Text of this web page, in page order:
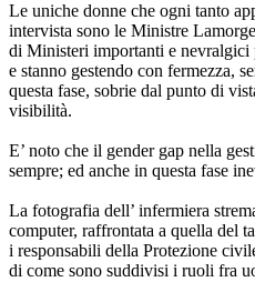
Le uniche donne che ogni tanto
intervista sono le Ministre
di Ministeri importanti e nevralgici
e stanno gestendo con fermezza,
questa fase, sobrie dal punto di
visibilità.
E’ noto che il gender gap nella
sempre; ed anche in questa fase
La fotografia dell’ infermiera
computer, raffrontata a quella del
i responsabili della Protezione
di come sono suddivisi i ruoli fra